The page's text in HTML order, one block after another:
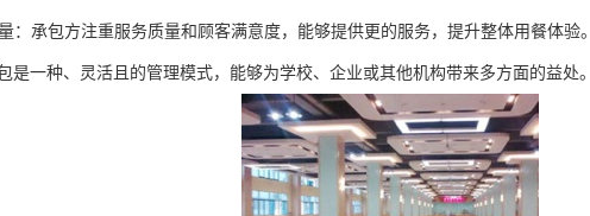
：承包方注重服务质量和顾客满意度，能够提供更的服务，提升整体用餐体验。
是一种、灵活且的管理模式，能够为学校、企业或其他机构带来多方面的益处。